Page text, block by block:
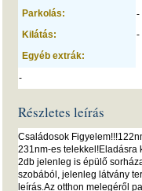
Parkolás:
-
Kilátás:
-
Egyéb extrák:
-
Részletes leírás
Családosok
231nm-es telekkel!Eladásra
2db jelenleg is épülő
szobából, jelenleg látvány
leírás.Az otthon melegéről